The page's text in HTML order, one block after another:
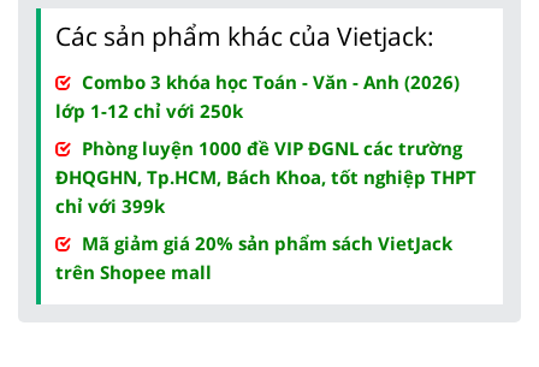
Các sản phẩm khác của Vietjack:
Combo 3 khóa học Toán - Văn - Anh (2026)
lớp 1-12 chỉ với 250k
Phòng luyện 1000 đề VIP ĐGNL các trường
ĐHQGHN, Tp.HCM, Bách Khoa, tốt nghiệp THPT
chỉ với 399k
Mã giảm giá 20% sản phẩm sách VietJack
trên Shopee mall